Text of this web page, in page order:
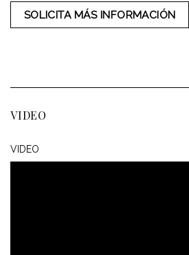
SOLICITA MÁS INFORMACIÓN
VIDEO
VIDEO